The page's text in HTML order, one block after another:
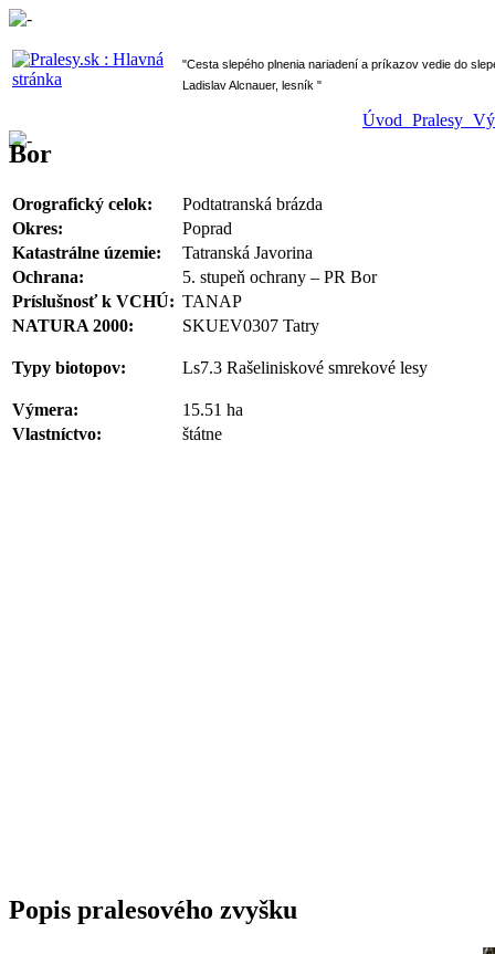
" Cesta slepého plnenia nariadení a príkazov vedie do
Ladislav Alcnauer, lesník "
Úvod Pralesy
Bor
Orografický celok:
Podtatranská brázda
Okres:
Poprad
Katastrálne územie:
Tatranská Javorina
Ochrana:
5. stupeň ochrany – PR Bor
Príslušnosť k VCHÚ: TANAP
NATURA 2000:
SKUEV0307 Tatry
Typy biotopov: Ls7.3 Rašeliniskové smrekové lesy
Výmera:
15.51 ha
Vlastníctvo:
štátne
Popis pralesového zvyšku